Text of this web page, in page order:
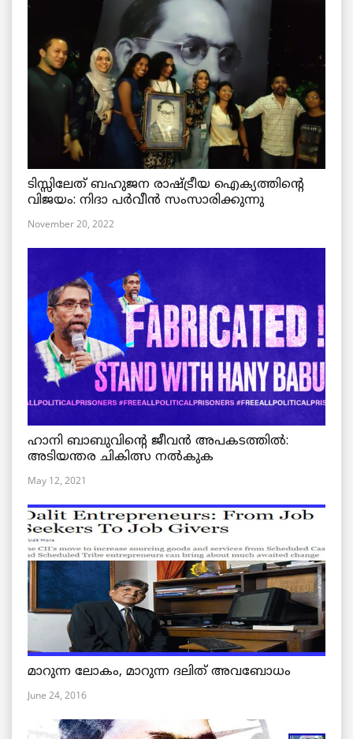
ടിസ്സിലേത് ബഹുജന രാഷ്ട്രീയ ഐക്യത്തിന്റെ
വിജയം: നിദാ പർവീൻ സംസാരിക്കുന്നു
November 20, 2022
ഹാനി ബാബുവിന്റെ ജീവൻ അപകടത്തിൽ:
അടിയന്തര ചികിത്സ നൽകുക
May 12, 2021
മാറുന്ന ലോകം, മാറുന്ന ദലിത് അവബോധം
June 24, 2016